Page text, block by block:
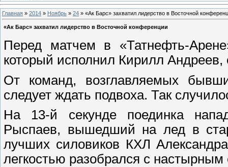
Главная » 2014 » Ноябрь » 24 » «Ак Барс» захватил лидерство в Восточной
«Ак Барс» захватил лидерство в Восточной конференции
Перед матчем в «Татнефть-
который исполнил Кирилл
От команд, возглавляемых
следует ждать подвоха. Так
На 13-й секунде поединка
Рыспаев, вышедший на лед в
лучших силовиков КХЛ
легкостью разобрался с настырным